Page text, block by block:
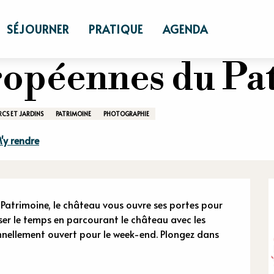
SÉJOURNER PRATIQUE AGENDA
du Patrimoine
du
ET JARDINS PATRIMOINE PHOTOGRAPHIE
rendre
le château vous ouvre ses portes pour
le temps en parcourant le château avec les
ouvert pour le week-end. Plongez dans